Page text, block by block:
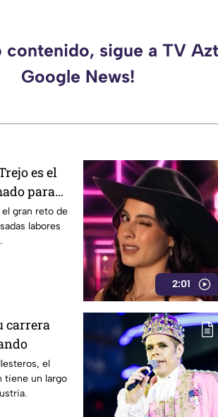
contenido, sigue a TV
Google News!
es el
para
gran reto de
labores
2:01
carrera
el
tiene un largo